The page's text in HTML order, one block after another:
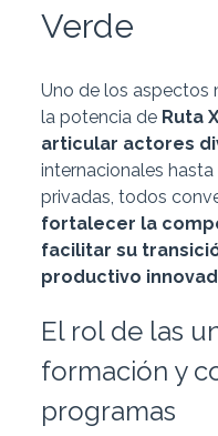
Verde
Uno de los aspectos
la potencia de Ruta X
articular actores
internacionales
privadas, todos
fortalecer la
facilitar su
productivo
El rol de las
formación y
programas